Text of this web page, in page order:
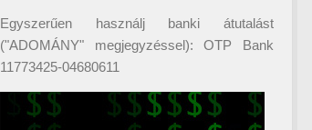
Egyszerűen használj banki átutalást
("ADOMÁNY" megjegyzéssel): OTP Bank
11773425-04680611